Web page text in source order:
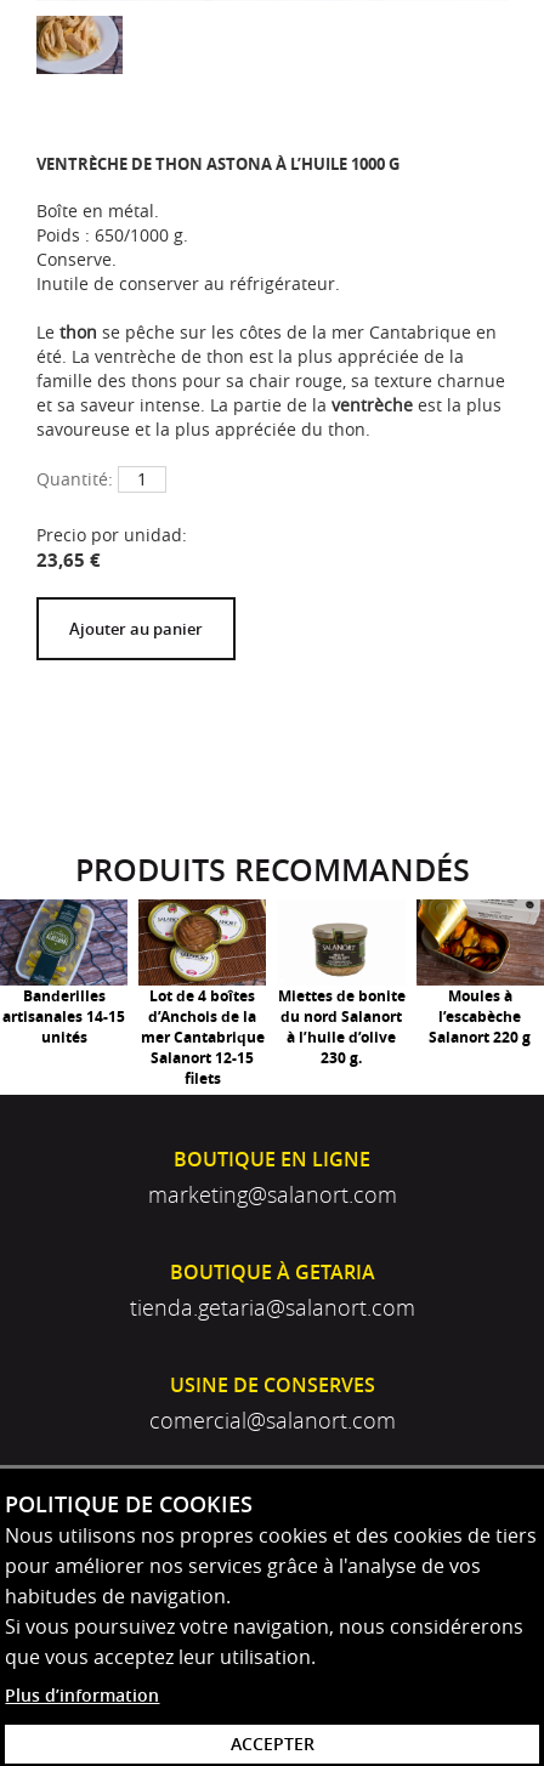
VENTRÈCHE DE THON ASTONA À L’HUILE 1000 G
Boîte en métal.
Poids : 650/1000 g.
Conserve.
Inutile de conserver au réfrigérateur.
Le thon se pêche sur les côtes de la mer Cantabrique en
été. La ventrèche de thon est la plus appréciée de la
famille des thons pour sa chair rouge, sa texture charnue
et sa saveur intense. La partie de la ventrèche est la plus
savoureuse et la plus appréciée du thon.
Quantité:
Precio por unidad:
23,65 €
Ajouter au panier
PRODUITS RECOMMANDÉS
Banderilles
artisanales 14-15
unités
Lot de 4 boîtes
d’Anchois de la
mer Cantabrique
Salanort 12-15
filets
Miettes de bonite
du nord Salanort
à l’huile d’olive
230 g.
Moules à
l’escabèche
Salanort 220 g
BOUTIQUE EN LIGNE
marketing@salanort.com
BOUTIQUE À GETARIA
tienda.getaria@salanort.com
USINE DE CONSERVES
comercial@salanort.com
POLITIQUE DE COOKIES
Nous utilisons nos propres cookies et des cookies de tiers
pour améliorer nos services grâce à l'analyse de vos
habitudes de navigation.
Si vous poursuivez votre navigation, nous considérerons
que vous acceptez leur utilisation.
Plus d’information
ACCEPTER